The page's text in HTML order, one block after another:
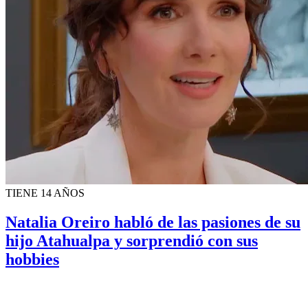
TIENE 14 AÑOS
Natalia Oreiro habló de las pasiones de su
hijo Atahualpa y sorprendió con sus
hobbies